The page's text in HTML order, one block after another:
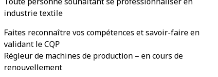
industrie textile
Faites reconnaître vos compétences et savoir-faire en
validant le CQP
Régleur de machines de production – en cours de
renouvellement